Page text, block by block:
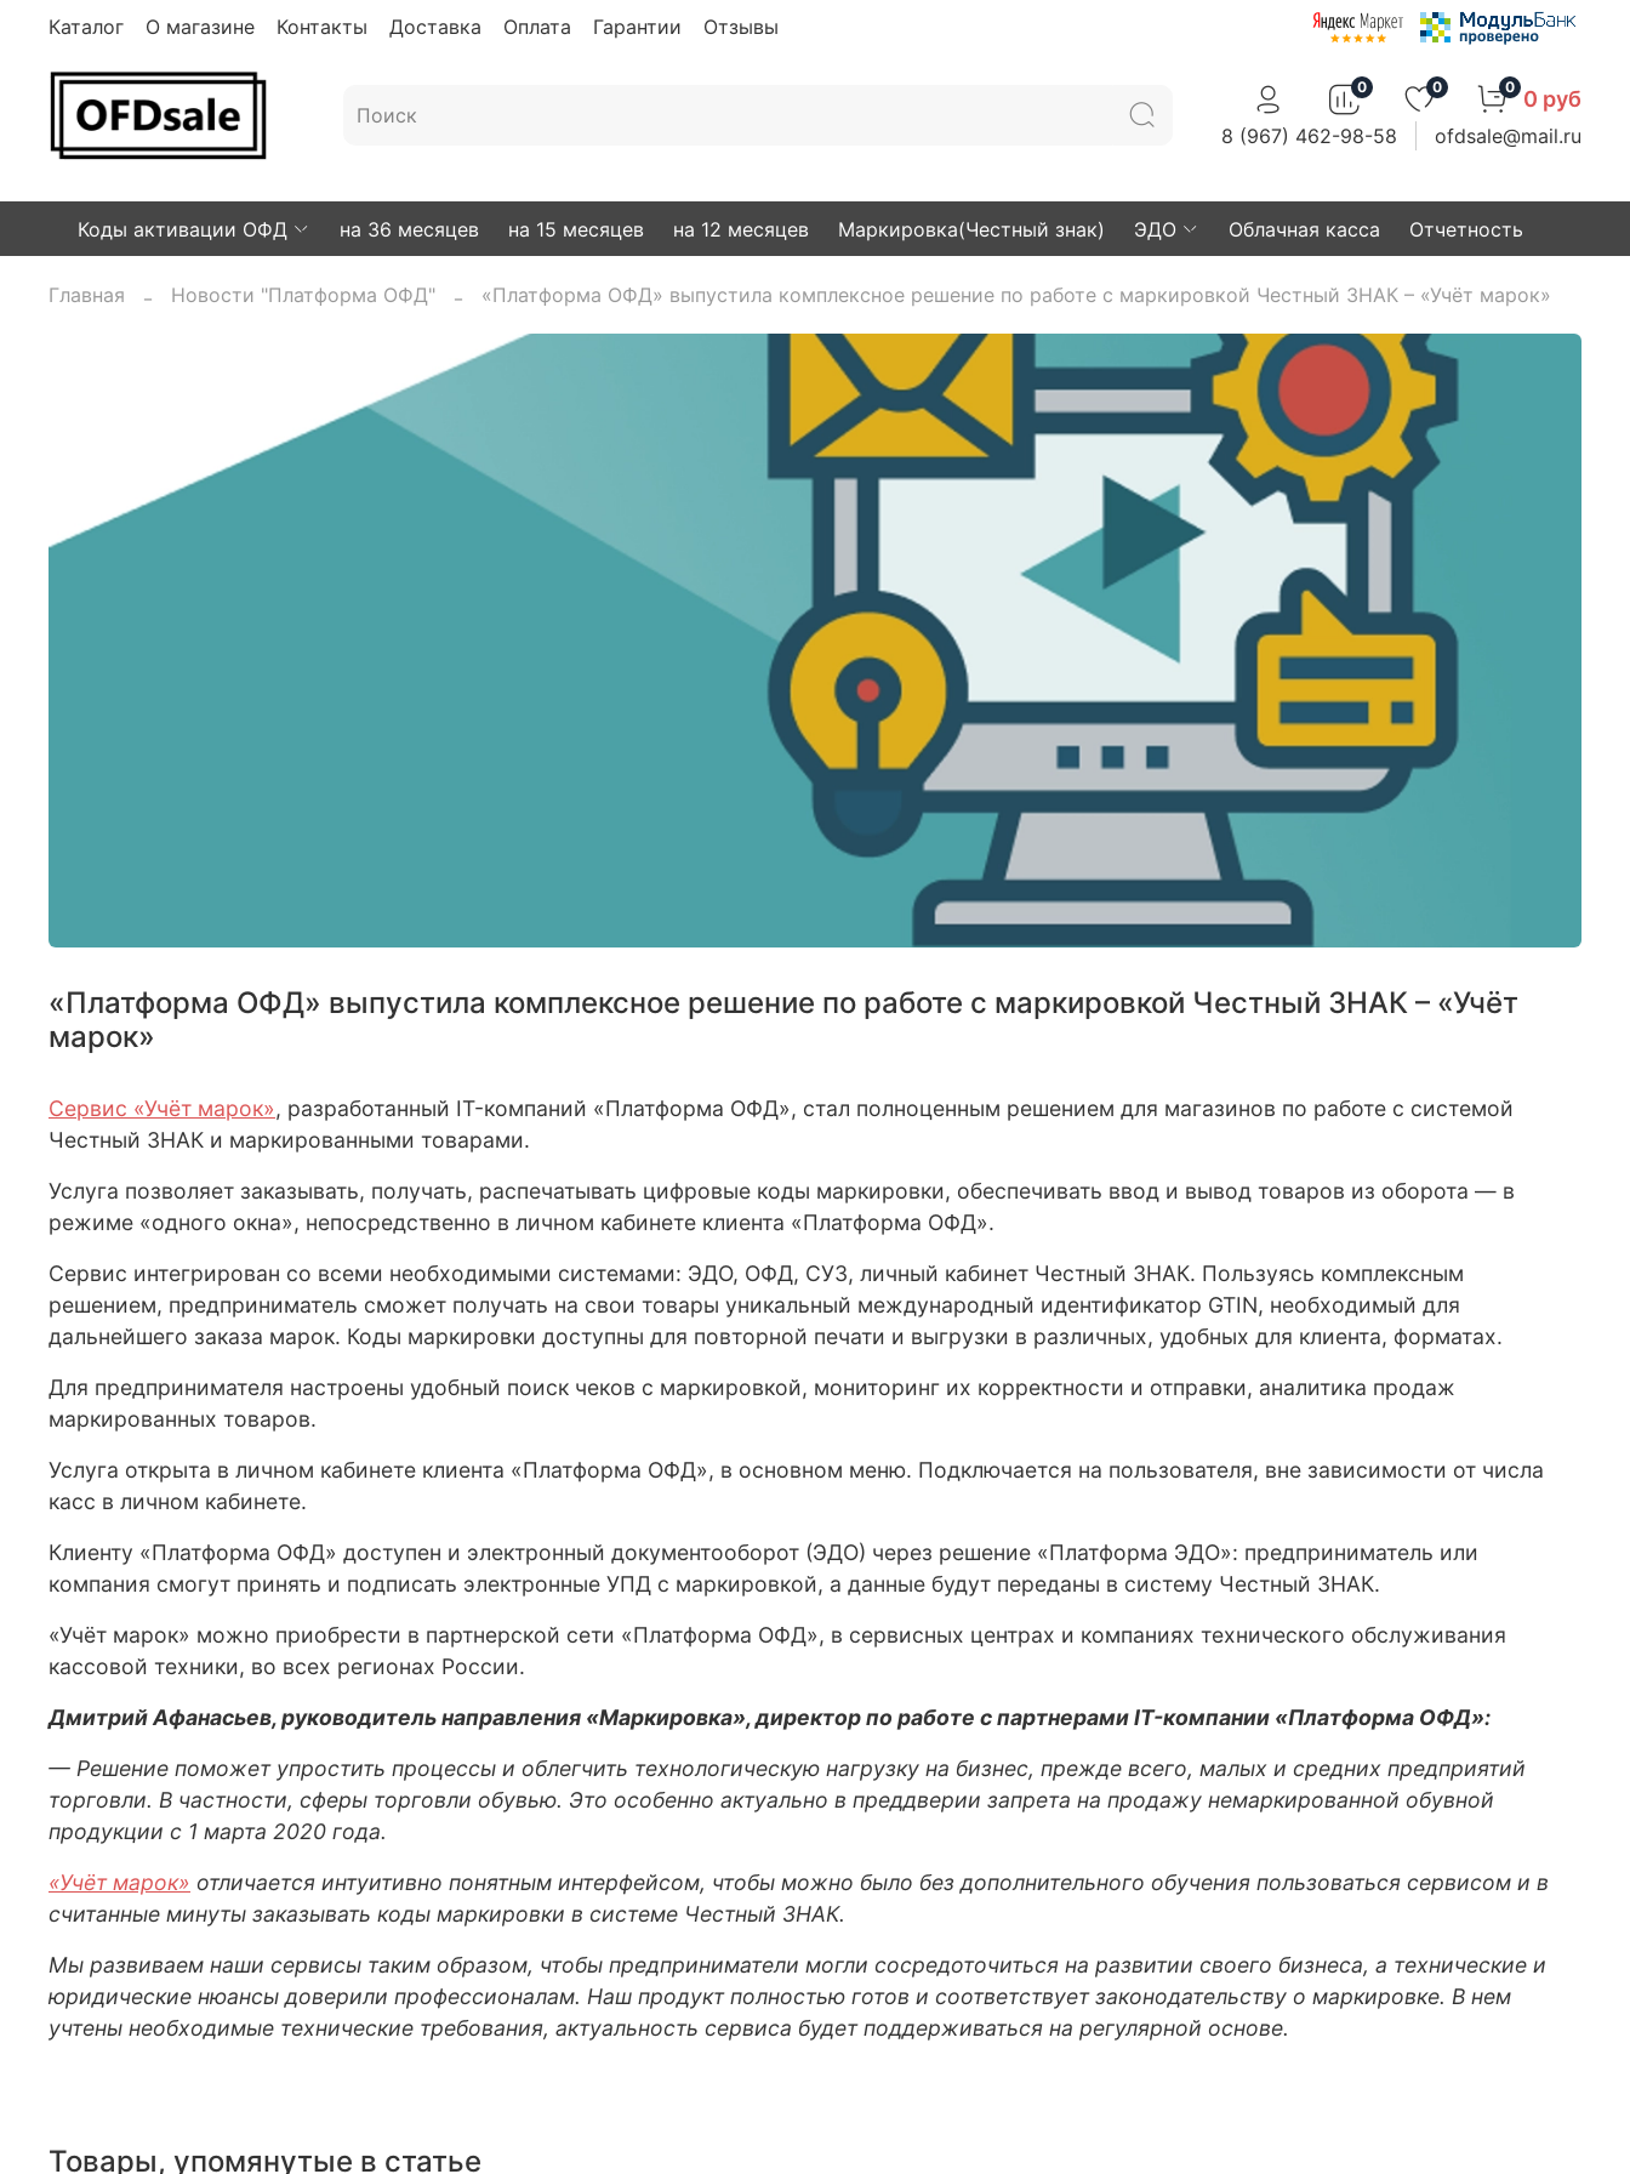
Каталог О магазине Контакты Доставка Оплата Гарантии Отзывы
0 0 0 0 руб
8 (967) 462-98-58 ofdsale@mail.ru
Коды активации ОФД на 36 месяцев на 15 месяцев на 12 месяцев Маркировка(Честный знак) ЭДО Облачная касса Отчетность
Главная Новости "Платформа ОФД" «Платформа ОФД» выпустила комплексное решение по работе с маркировкой Честный ЗНАК – «Учёт марок»
«Платформа ОФД» выпустила комплексное решение по работе с маркировкой Честный ЗНАК – «Учёт
марок»
Сервис «Учёт марок», разработанный IT-компаний «Платформа ОФД», стал полноценным решением для магазинов по работе с системой
Честный ЗНАК и маркированными товарами.
Услуга позволяет заказывать, получать, распечатывать цифровые коды маркировки, обеспечивать ввод и вывод товаров из оборота — в
режиме «одного окна», непосредственно в личном кабинете клиента «Платформа ОФД».
Сервис интегрирован со всеми необходимыми системами: ЭДО, ОФД, СУЗ, личный кабинет Честный ЗНАК. Пользуясь комплексным
решением, предприниматель сможет получать на свои товары уникальный международный идентификатор GTIN, необходимый для
дальнейшего заказа марок. Коды маркировки доступны для повторной печати и выгрузки в различных, удобных для клиента, форматах.
Для предпринимателя настроены удобный поиск чеков с маркировкой, мониторинг их корректности и отправки, аналитика продаж
маркированных товаров.
Услуга открыта в личном кабинете клиента «Платформа ОФД», в основном меню. Подключается на пользователя, вне зависимости от числа
касс в личном кабинете.
Клиенту «Платформа ОФД» доступен и электронный документооборот (ЭДО) через решение «Платформа ЭДО»: предприниматель или
компания смогут принять и подписать электронные УПД с маркировкой, а данные будут переданы в систему Честный ЗНАК.
«Учёт марок» можно приобрести в партнерской сети «Платформа ОФД», в сервисных центрах и компаниях технического обслуживания
кассовой техники, во всех регионах России.
Дмитрий Афанасьев, руководитель направления «Маркировка», директор по работе с партнерами IT-компании «Платформа ОФД»:
— Решение поможет упростить процессы и облегчить технологическую нагрузку на бизнес, прежде всего, малых и средних предприятий
торговли. В частности, сферы торговли обувью. Это особенно актуально в преддверии запрета на продажу немаркированной обувной
продукции с 1 марта 2020 года.
«Учёт марок» отличается интуитивно понятным интерфейсом, чтобы можно было без дополнительного обучения пользоваться сервисом и в
считанные минуты заказывать коды маркировки в системе Честный ЗНАК.
Мы развиваем наши сервисы таким образом, чтобы предприниматели могли сосредоточиться на развитии своего бизнеса, а технические и
юридические нюансы доверили профессионалам. Наш продукт полностью готов и соответствует законодательству о маркировке. В нем
учтены необходимые технические требования, актуальность сервиса будет поддерживаться на регулярной основе.
Товары, упомянутые в статье